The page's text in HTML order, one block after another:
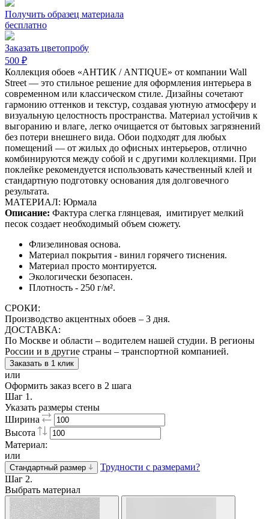
Получить образец материала
бесплатно
Заказать цветопробу
500 ₽
Коллекция обоев «АНТИК / ANTIQUE» от компании Wall
Street — это стильное решение для оформления интерьера в
современном или классическом стиле. Дизайны сочетают
гармонию оттенков и текстур, создавая уютную атмосферу и
визуальную целостность пространства. Материал устойчив к
выгоранию и влаге, легко очищается от бытовых загрязнений
без потери внешнего вида. Обои подходят для любых
помещений — от жилых до офисных интерьеров, отлично
комбинируются между собой и с другими коллекциями. При
поклейке рекомендуется использовать качественный клей и
стандартную подготовку основания для долговечного
результата.
МАТЕРИАЛ: Юрмала
Описание: Фактура слегка глянцевая, имитирует мелкий
песок создает необходимый объем сюжету.
Флизелиновая основа.
Материал покрытия - винил горячего тиснения.
Материал просто монтируется.
Экологически безопасен.
Плотность - 250 г/м².
СРОКИ:
Производство акцентных обоев – 3 дня.
ДОСТАВКА:
По Москве и области – водителем нашей студии. В регионы
России и в другие страны – транспортной компанией.
Заказать в 1 клик
или
Оформить заказ всего в 2 шага
Шаг 1.
Указать размеры стены
Ширина
Высота
Материал:
или
Стандартный размер
Трудности с размерами?
Шаг 2.
Выбрать материал